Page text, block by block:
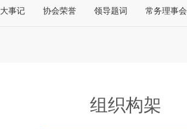
大事记 协会荣誉 领导题词 常务理事会
组织构架